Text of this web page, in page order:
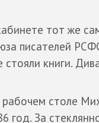
тот же
писателей
стояли книги.
столе
год. За